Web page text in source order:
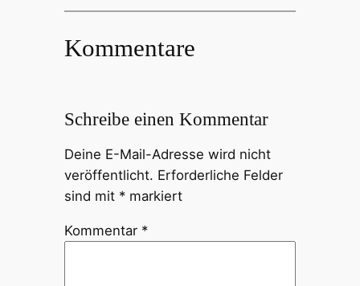
Kommentare
Schreibe einen Kommentar
Deine E-Mail-Adresse wird nicht
veröffentlicht. Erforderliche Felder
sind mit *markiert
Kommentar *